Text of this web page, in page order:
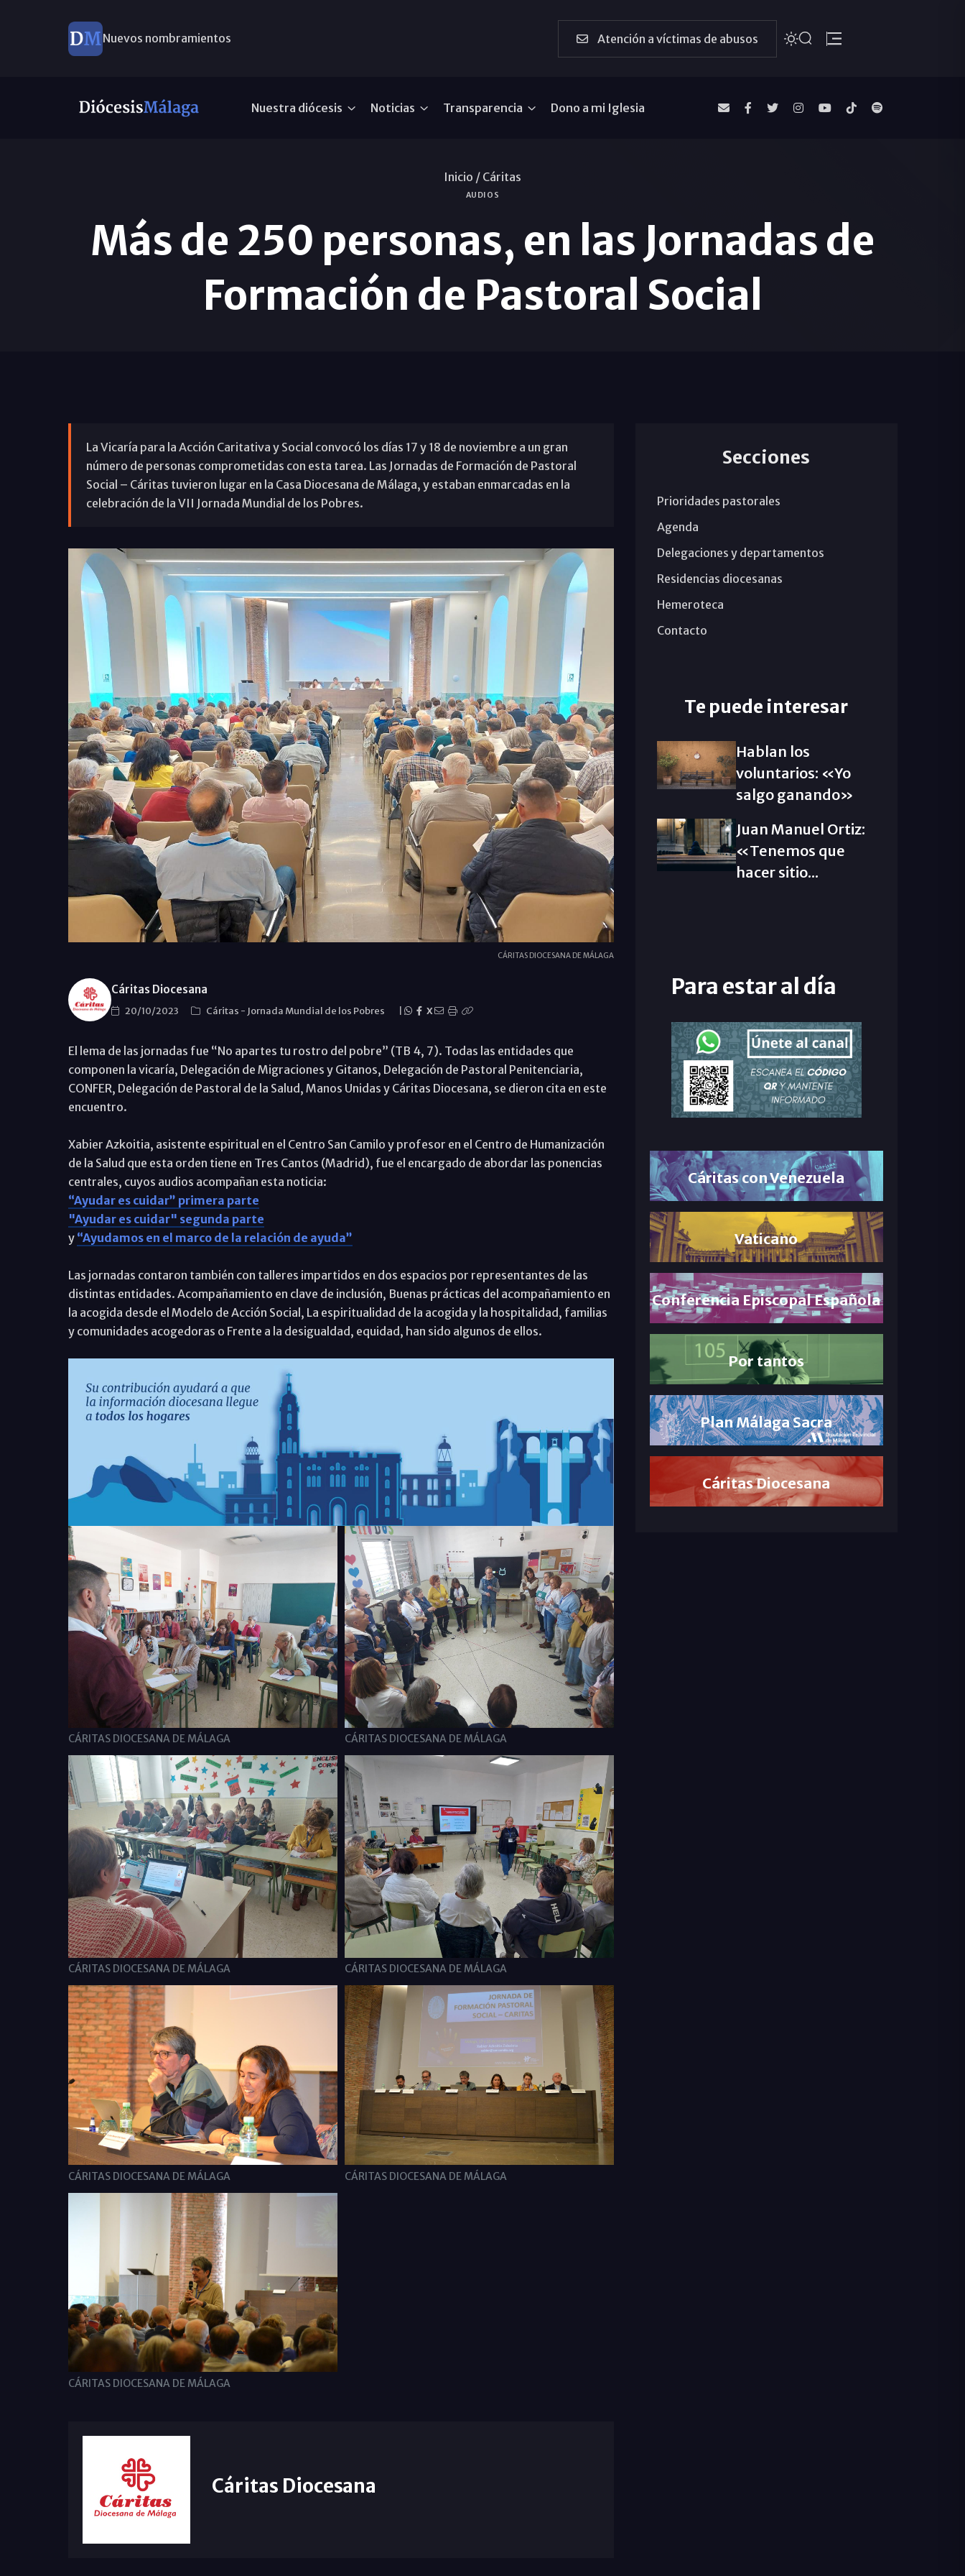
Nuevos nombramientos Atención a víctimas de abusos
Nuestra diócesis Noticias Transparencia Dono a mi Iglesia
Inicio / Cáritas
AUDIOS
Más de 250 personas, en las Jornadas de
Formación de Pastoral Social
La Vicaría para la Acción Caritativa y Social convocó los días 17 y 18 de noviembre a un gran
número de personas comprometidas con esta tarea. Las Jornadas de Formación de Pastoral
Social – Cáritas tuvieron lugar en la Casa Diocesana de Málaga, y estaban enmarcadas en la
celebración de la VII Jornada Mundial de los Pobres.
CÁRITAS DIOCESANA DE MÁLAGA
Cáritas Diocesana
20/10/2023 Cáritas - Jornada Mundial de los Pobres X
El lema de las jornadas fue “No apartes tu rostro del pobre” (TB 4, 7). Todas las entidades que
componen la vicaría, Delegación de Migraciones y Gitanos, Delegación de Pastoral Penitenciaria,
CONFER, Delegación de Pastoral de la Salud, Manos Unidas y Cáritas Diocesana, se dieron cita en este
encuentro.
Xabier Azkoitia, asistente espiritual en el Centro San Camilo y profesor en el Centro de Humanización
de la Salud que esta orden tiene en Tres Cantos (Madrid), fue el encargado de abordar las ponencias
centrales, cuyos audios acompañan esta noticia:
“Ayudar es cuidar” primera parte
"Ayudar es cuidar" segunda parte
y “Ayudamos en el marco de la relación de ayuda”
Las jornadas contaron también con talleres impartidos en dos espacios por representantes de las
distintas entidades. Acompañamiento en clave de inclusión, Buenas prácticas del acompañamiento en
la acogida desde el Modelo de Acción Social, La espiritualidad de la acogida y la hospitalidad, familias
y comunidades acogedoras o Frente a la desigualdad, equidad, han sido algunos de ellos.
CÁRITAS DIOCESANA DE MÁLAGA CÁRITAS DIOCESANA DE MÁLAGA
CÁRITAS DIOCESANA DE MÁLAGA CÁRITAS DIOCESANA DE MÁLAGA
CÁRITAS DIOCESANA DE MÁLAGA CÁRITAS DIOCESANA DE MÁLAGA
CÁRITAS DIOCESANA DE MÁLAGA
Cáritas Diocesana
Secciones
Prioridades pastorales
Agenda
Delegaciones y departamentos
Residencias diocesanas
Hemeroteca
Contacto
Te puede interesar
Hablan los
voluntarios: «Yo
salgo ganando»
Juan Manuel Ortiz:
«Tenemos que
hacer sitio...
Para estar al día
Cáritas con Venezuela
Vaticano
Conferencia Episcopal Española
Por tantos
Plan Málaga Sacra
Cáritas Diocesana